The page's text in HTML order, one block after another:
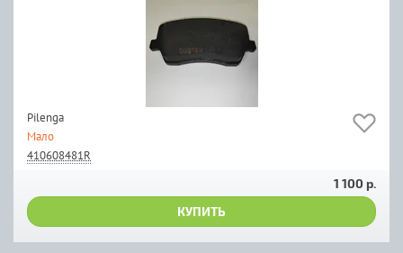
Pilenga
Мало
410608481R
1 100 р.
КУПИТЬ